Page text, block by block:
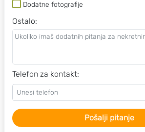
Dodatne fotografije
Ostalo:
Telefon za kontakt:
Pošalji pitanje